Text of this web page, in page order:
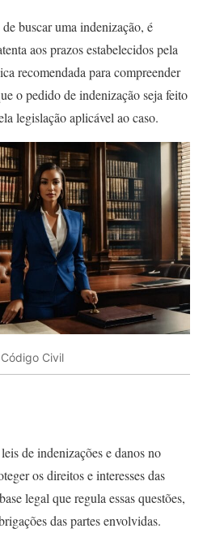
buscar uma indenização, é
aos prazos estabelecidos pela
recomendada para compreender
o pedido de indenização seja feito
legislação aplicável ao caso.
Civil
de indenizações e danos no
os direitos e interesses das
legal que regula essas questões,
das partes envolvidas.